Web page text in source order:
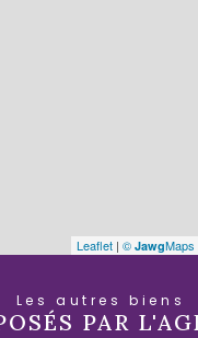
Leaflet | © JawgMaps
Les autres biens
PAR